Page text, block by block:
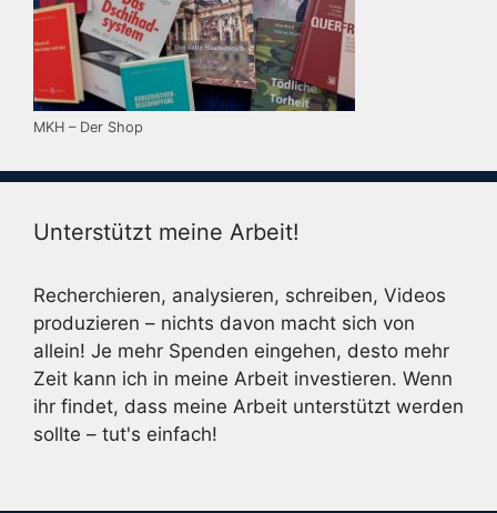
MKH – Der Shop
Unterstützt meine Arbeit!
Recherchieren, analysieren, schreiben, Videos
produzieren – nichts davon macht sich von
allein! Je mehr Spenden eingehen, desto mehr
Zeit kann ich in meine Arbeit investieren. Wenn
ihr findet, dass meine Arbeit unterstützt werden
sollte – tut's einfach!